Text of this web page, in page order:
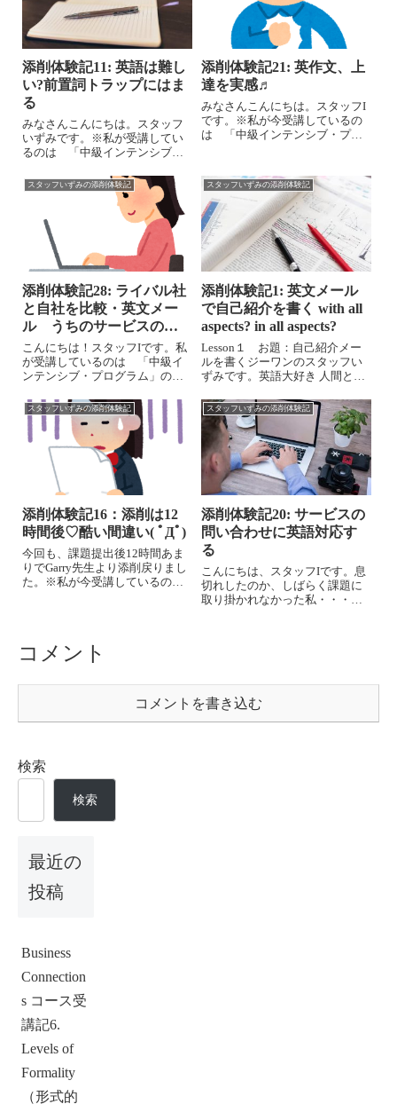
添削体験記11: 英語は難し
い?前置詞トラップにはま
る
みなさんこんにちは。スタッフ
いずみです。※私が受講してい
るのは 「中級インテンシブ・
Lesson 5 「許可を得る」お題：
予算を立てていなかったソフト
を買わないと、OSのアップグレ
ード時にまずいことになる！上
司、...
添削体験記21: 英作文、上
達を実感♬
みなさんこんにちは。スタッフI
です。※私が今受講しているの
は 「中級インテンシブ・プロ
でした。長すぎると指摘される
のです、でも、端折れませんで
した(>_<)Garr...
スタッフいずみの添削体験記
添削体験記28: ライバル社
と自社を比較・英文メー
ル うちのサービスの方
がイイ！
こんにちは！スタッフIです。私
が受講しているのは 「中級イ
ンテンシブ・プログラム」の全
す。嬉しいような悲しいよう
な・・・これで卒業してしまっ
ていいのだろうか、という不安
で一杯です。Lesson 12は課題の
添削は...
スタッフいずみの添削体験記
添削体験記1: 英文メール
で自己紹介を書く with all
aspects? in all aspects?
Lesson１ お題：自己紹介メー
ルを書くジーワンのスタッフい
ずみです。英語大好き 人間とし
ムを受講始めました♬私が受講
しているのは 「中級インテン
シブ・プログラム」の全１２
回。今取り組んでいる受講生の
方、これ...
スタッフいずみの添削体験記
添削体験記16：添削は12
時間後♡酷い間違い( ﾟДﾟ)
今回も、課題提出後12時間あま
りでGarry先生より添削戻りまし
た。※私が今受講しているの
sp「スペルミス」が6か所も！こ
スタッフいずみの添削体験記
添削体験記20: サービスの
問い合わせに英語対応す
る
こんにちは、スタッフIです。息
切れしたのか、しばらく課題に
取り掛かれなかった私・・・し
コメント
コメントを書き込む
検索
検索
最近の
投稿
Business
Connection
s コース受
講記6.
Levels of
Formality
（形式的